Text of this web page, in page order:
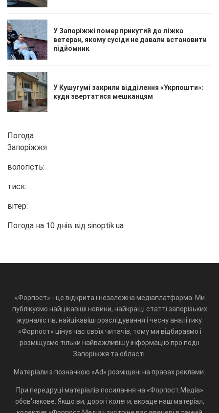
У Запоріжжі помер прикутий до ліжка
ветеран, якому сусіди не давали встановити
підйомник
У Кушугумі закрили відділення «Укрпошти»:
куди звертатися мешканцям
Погода
Запоріжжя
вологість:
тиск:
вітер:
Погода на 10 днів від sinoptik.ua
«Форпост» - це відкрита і незалежна медіаплатформа. Ми
публікуємо найцікавіші новини, найкращі статті запорізьких
журналістів, найцікавіші розслідування і чесну аналітику.
«Форпост» цінує час своїх читачів, тому ми відбираємо і
розміщуємо тільки найважливішу інформацію про події
Запоріжжя та області.
Матеріали з позначкою «Ad» розміщені на правах реклами.
При передруці матеріалів посилання на «Форпост.Медіа»
обов'язкове. Якщо ви, дорогі колеги, вкраде наш матеріал,